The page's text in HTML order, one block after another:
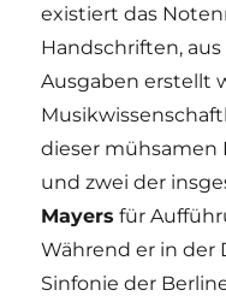
existiert das
Handschriften,
Ausgaben erstellt
dieser
und zwei der
Mayers für
Während er in der
Sinfonie der